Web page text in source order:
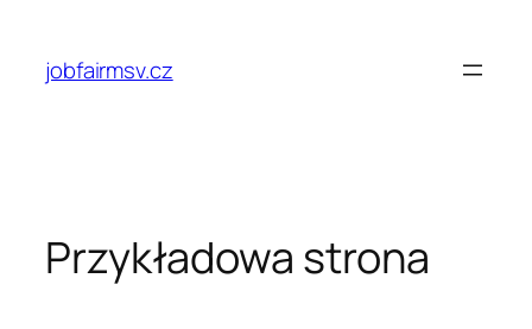
treścijobfairmsv.cz
Przykładowa strona